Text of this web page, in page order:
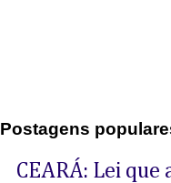
Postagens
CEARÁ: Lei